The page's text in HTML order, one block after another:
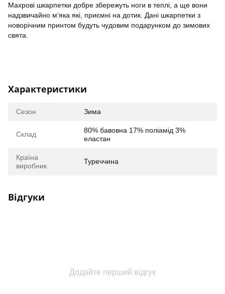
Махрові шкарпетки добре збережуть ноги в теплі, а ще вони
надзвичайно м'яка які, приємні на дотик. Дані шкарпетки з
новорічним принтом будуть чудовим подарунком до зимових
свята.
Характеристики
Сезон Зима
Склад
80% бавовна 17% поліамід 3%
еластан
Країна
виробник
Туреччина
Відгуки
Додайте перший відгук